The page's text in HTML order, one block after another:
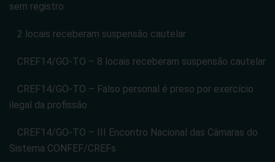
sem registro
2 locais receberam suspensão cautelar
CREF14/GO-TO – 8 locais receberam suspensão cautelar
CREF14/GO-TO – Falso personal é preso por exercício
ilegal da profissão
CREF14/GO-TO – III Encontro Nacional das Câmaras do
Sistema CONFEF/CREFs